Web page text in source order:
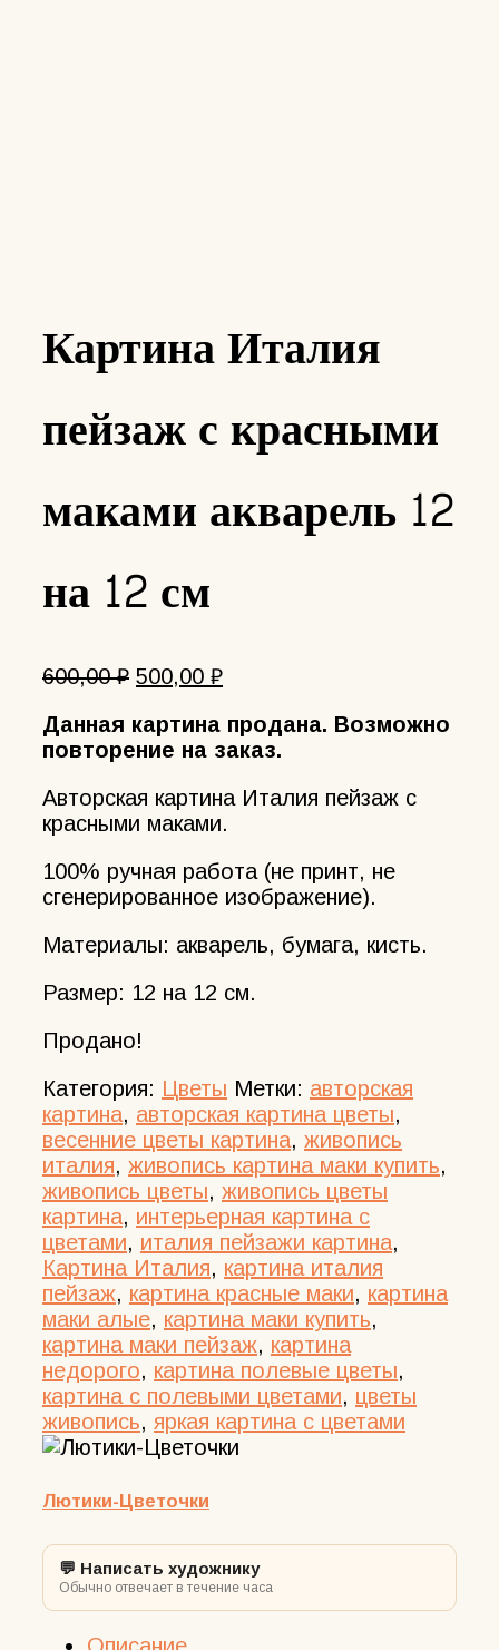
Картина Италия
пейзаж с красными
маками акварель 12
на 12 см
600,00₽ Первоначальная
составляла
600,00 ₽.
500,00 ₽Текущая
500,00 ₽.
Данная картина продана. Возможно
повторение на заказ.
Авторская картина Италия пейзаж с
красными маками.
100% ручная работа (не принт, не
сгенерированное изображение).
Материалы: акварель, бумага, кисть.
Размер: 12 на 12 см.
Продано!
Категория: Цветы Метки: авторская
картина, авторская картина цветы,
весенние цветы картина, живопись
италия, живопись картина маки купить,
живопись цветы, живопись цветы
картина, интерьерная картина с
цветами, италия пейзажи картина,
Картина Италия, картина италия
пейзаж, картина красные маки, картина
маки алые, картина маки купить,
картина маки пейзаж, картина
недорого, картина полевые цветы,
картина с полевыми цветами, цветы
живопись, яркая картина с цветами
Лютики-Цветочки
💬 Написать художнику
Обычно отвечает в течение часа